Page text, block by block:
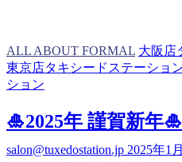
ィ
ン
勧
ス
ALL ABOUT FORMAL 大阪店
東京店タキシードステーショ
ション
🎍2025年 謹賀新年🎍
salon@tuxedostation.jp 2025年1